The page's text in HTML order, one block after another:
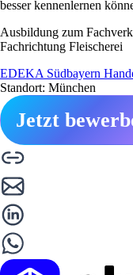
besser kennenlernen
Ausbildung zum
Fachrichtung Fleischerei
EDEKA Südbayern
Standort: München
Jetzt